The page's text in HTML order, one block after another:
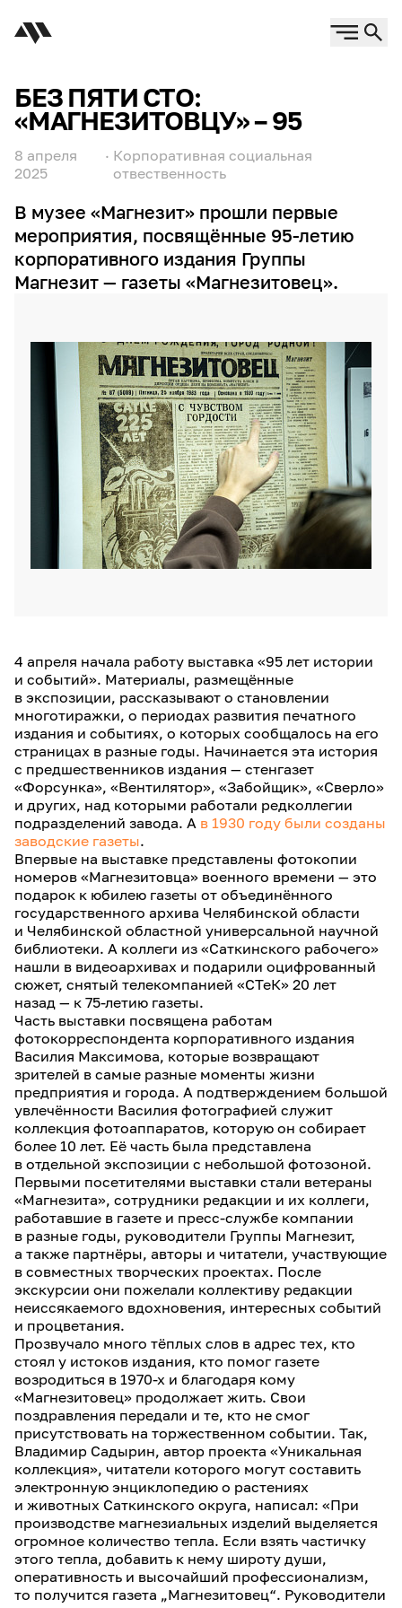
БЕЗ ПЯТИ СТО:
«МАГНЕЗИТОВЦУ» – 95
8 апреля
2025
· Корпоративная социальная
отвественность
В музее «Магнезит» прошли первые
мероприятия, посвящённые 95-летию
корпоративного издания Группы
Магнезит — газеты «Магнезитовец».
4 апреля начала работу выставка «95 лет истории
и событий». Материалы, размещённые
в экспозиции, рассказывают о становлении
многотиражки, о периодах развития печатного
издания и событиях, о которых сообщалось на его
страницах в разные годы. Начинается эта история
с предшественников издания — стенгазет
«Форсунка», «Вентилятор», «Забойщик», «Сверло»
и других, над которыми работали редколлегии
подразделений завода. А в 1930 году были созданы
заводские газеты.
Впервые на выставке представлены фотокопии
номеров «Магнезитовца» военного времени — это
подарок к юбилею газеты от объединённого
государственного архива Челябинской области
и Челябинской областной универсальной научной
библиотеки. А коллеги из «Саткинского рабочего»
нашли в видеоархивах и подарили оцифрованный
сюжет, снятый телекомпанией «СТеК» 20 лет
назад — к 75-летию газеты.
Часть выставки посвящена работам
фотокорреспондента корпоративного издания
Василия Максимова, которые возвращают
зрителей в самые разные моменты жизни
предприятия и города. А подтверждением большой
увлечённости Василия фотографией служит
коллекция фотоаппаратов, которую он собирает
более 10 лет. Её часть была представлена
в отдельной экспозиции с небольшой фотозоной.
Первыми посетителями выставки стали ветераны
«Магнезита», сотрудники редакции и их коллеги,
работавшие в газете и пресс-службе компании
в разные годы, руководители Группы Магнезит,
а также партнёры, авторы и читатели, участвующие
в совместных творческих проектах. После
экскурсии они пожелали коллективу редакции
неиссякаемого вдохновения, интересных событий
и процветания.
Прозвучало много тёплых слов в адрес тех, кто
стоял у истоков издания, кто помог газете
возродиться в 1970-х и благодаря кому
«Магнезитовец» продолжает жить. Свои
поздравления передали и те, кто не смог
присутствовать на торжественном событии. Так,
Владимир Садырин, автор проекта «Уникальная
коллекция», читатели которого могут составить
электронную энциклопедию о растениях
и животных Саткинского округа, написал: «При
производстве магнезиальных изделий выделяется
огромное количество тепла. Если взять частичку
этого тепла, добавить к нему широту души,
оперативность и высочайший профессионализм,
то получится газета „Магнезитовец“. Руководители